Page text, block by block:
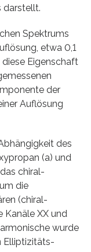
darstellt.
Spektrums
etwa 0,1
diese Eigenschaft
der
Auflösung
des
(a) und
chiral-
die
(chiral-
XX und
wurde
Elliptizitäts-